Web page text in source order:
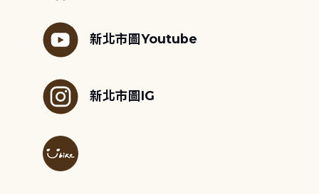
新北市圖Youtube
新北市圖IG